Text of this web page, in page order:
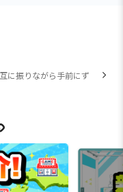
に振りながら手前にず